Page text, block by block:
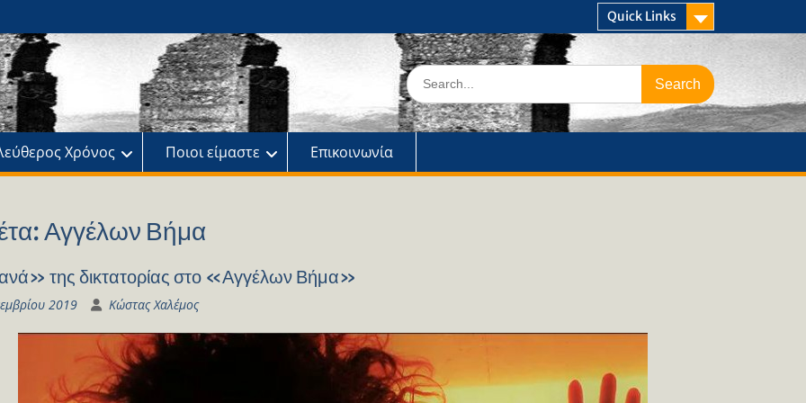
Quick Links
Search
for:
Χρόνος Ποιοι είμαστε Επικοινωνία
Αγγέλων Βήμα
της δικτατορίας στο «Αγγέλων Βήμα»
2019 Κώστας Χαλέμος